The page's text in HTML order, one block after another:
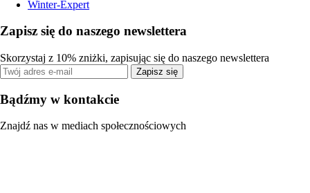
Winter-Expert
Zapisz się do naszego newslettera
Skorzystaj z 10% zniżki, zapisując się do naszego newslettera
Zapisz się
Bądźmy w kontakcie
Znajdź nas w mediach społecznościowych